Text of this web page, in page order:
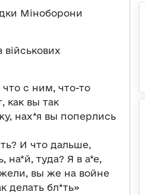
Міноборони
что с ним, что-то
как вы так
нах*я вы поперлись
И что дальше,
туда? Я в а*е,
вы же на войне
делать бл*ть»